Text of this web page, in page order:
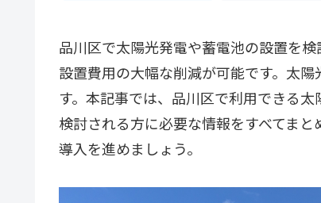
品川区で太陽光発電や蓄電池の設置を
設置費用の大幅な削減が可能です。太
す。本記事では、品川区で利用できる
検討される方に必要な情報をすべてま
導入を進めましょう。